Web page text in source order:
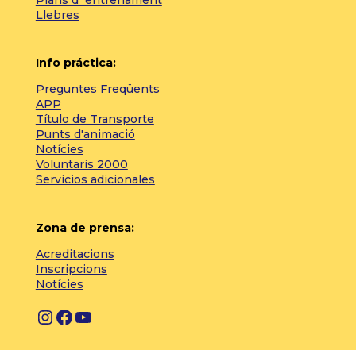
Llebres
Info práctica:
Preguntes Freqüents
APP
Título de Transporte
Punts d'animació
Notícies
Voluntaris 2000
Servicios adicionales
Zona de prensa:
Acreditacions
Inscripcions
Notícies
InstagramFacebook YouTube